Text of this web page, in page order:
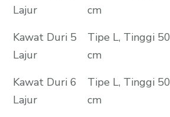
Lajur
cm
Kawat Duri 5
Lajur
Tipe L, Tinggi 50
cm
Kawat Duri 6
Lajur
Tipe L, Tinggi 50
cm